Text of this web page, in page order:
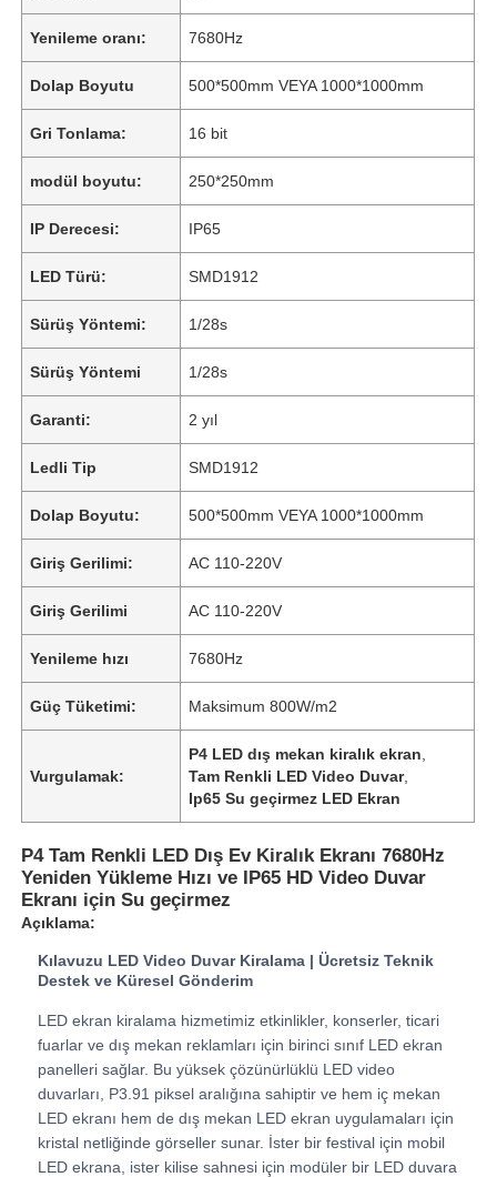
Ana Sayfa
Ürünler
Videolar
VR Gösterisi
Yenileme oranı: 7680Hz
Dolap Boyutu 500*500mm VEYA 1000*1000mm
Gri Tonlama: 16 bit
modül boyutu: 250*250mm
IP Derecesi: IP65
LED Türü: SMD1912
Sürüş Yöntemi: 1/28s
Sürüş Yöntemi 1/28s
Garanti: 2 yıl
Ledli Tip SMD1912
Dolap Boyutu: 500*500mm VEYA 1000*1000mm
Giriş Gerilimi: AC 110-220V
Giriş Gerilimi AC 110-220V
Yenileme hızı 7680Hz
Güç Tüketimi: Maksimum 800W/m2
Vurgulamak:
P4 LED dış mekan kiralık ekran
Tam Renkli LED Video Duvar,
Ip65 Su geçirmez LED Ekran
P4 Tam Renkli LED Dış Ev Kiralık Ekranı 7680Hz
Yeniden Yükleme Hızı ve IP65 HD Video Duvar
Ekranı için Su geçirmez
Açıklama:
Kılavuzu LED Video Duvar Kiralama | Ücretsiz Teknik
Destek ve Küresel Gönderim
LED ekran kiralama hizmetimiz etkinlikler, konserler, ticari
fuarlar ve dış mekan reklamları için birinci sınıf LED ekran
panelleri sağlar. Bu yüksek çözünürlüklü LED video
duvarları, P3.91 piksel aralığına sahiptir ve hem iç mekan
LED ekranı hem de dış mekan LED ekran uygulamaları için
kristal netliğinde görseller sunar. İster bir festival için mobil
LED ekrana, ister kilise sahnesi için modüler bir LED duvara